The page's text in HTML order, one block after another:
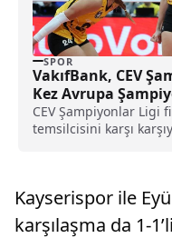
SPOR
VakıfBank, CEV
Kez Avrupa
CEV Şampiyonlar Ligi
temsilcisini karşı
Kayserispor ile
karşılaşma da 1-